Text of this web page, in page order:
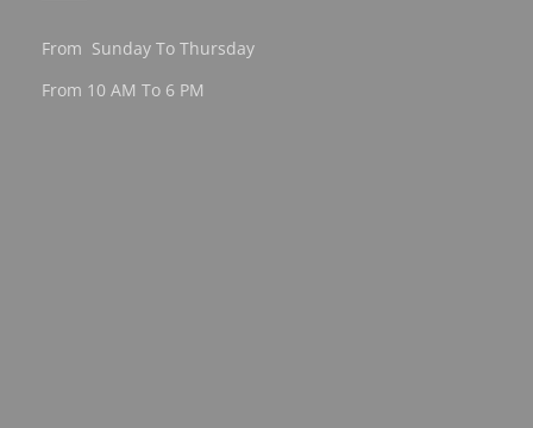
From Sunday To Thursday
From 10 AM To 6 PM